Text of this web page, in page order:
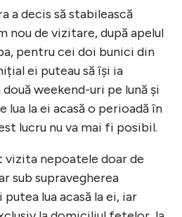
a decis să stabilească
nou de vizitare, după apelul
pentru cei doi bunici din
ei puteau să își ia
weekend-uri pe lună și
lua la ei acasă o perioadă în
lucru nu va mai fi posibil.
nepoatele doar de
sub supravegherea
lua acasă la ei, iar